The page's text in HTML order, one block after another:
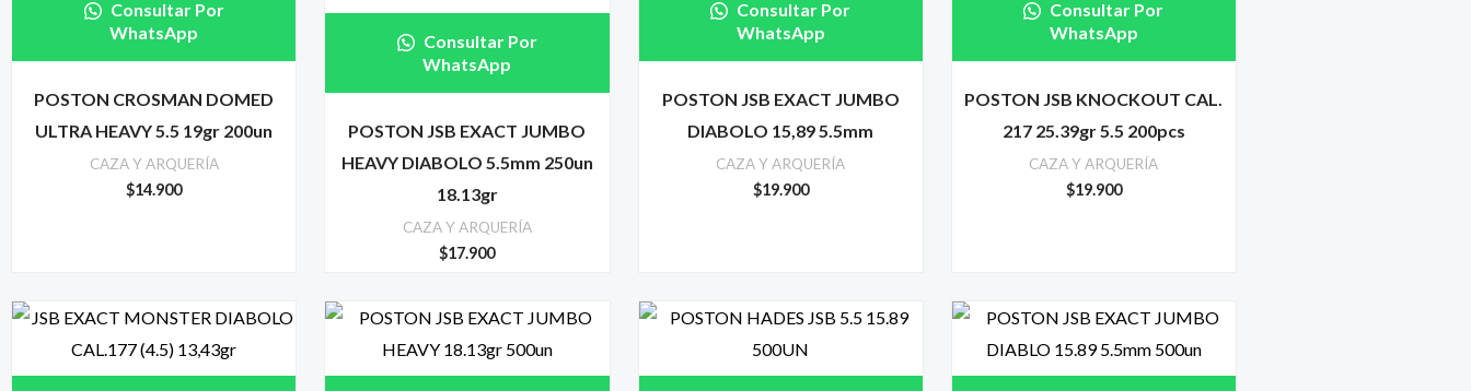
Consultar Por
WhatsApp
POSTON CROSMAN DOMED
ULTRA HEAVY 5.5 19gr 200un
CAZA Y ARQUERÍA
$14.900
Consultar Por
WhatsApp
POSTON JSB EXACT JUMBO
HEAVY DIABOLO 5.5mm 250un
18.13gr
CAZA Y ARQUERÍA
$17.900
Consultar Por
WhatsApp
POSTON JSB EXACT JUMBO
DIABOLO 15,89 5.5mm
CAZA Y ARQUERÍA
$19.900
Consultar Por
WhatsApp
POSTON JSB KNOCKOUT CAL.
217 25.39gr 5.5 200pcs
CAZA Y ARQUERÍA
$19.900